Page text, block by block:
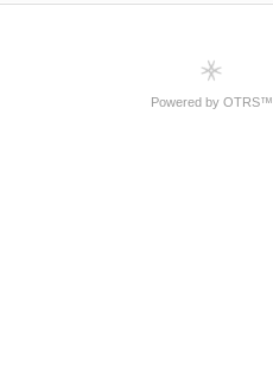
Powered by OTRS™